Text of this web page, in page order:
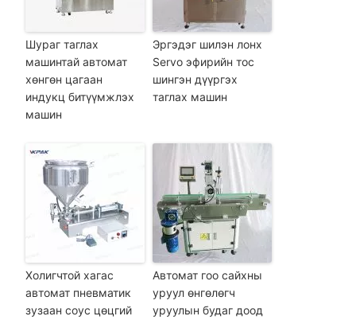
Шураг таглах
машинтай автомат
хөнгөн цагаан
индукц битүүмжлэх
машин
Эргэдэг шилэн лонх
Servo эфирийн тос
шингэн дүүргэх
таглах машин
Холигчтой хагас
автомат пневматик
зузаан соус цөцгий
Автомат гоо сайхны
уруул өнгөлөгч
уруулын будаг доод